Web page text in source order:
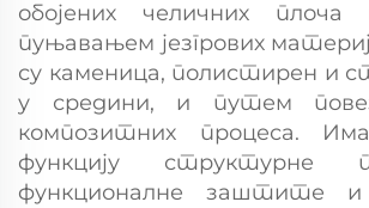
обојених челичних плоча
пуњавањем језгрових
су каменица, полистирен и
у средини, и путем
композитних процеса.
функцију структурне
функционалне заштите